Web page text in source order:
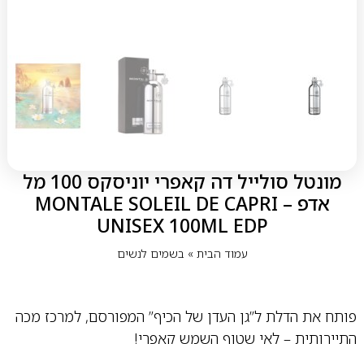
מונטל סולייל דה קאפרי יוניסקס 100 מל
אדפ – MONTALE SOLEIL DE CAPRI
UNISEX 100ML EDP
עמוד הבית» בשמים לנשים
פותח את הדלת ל”גן העדן של הכיף” המפורסם, למרכז מכה
התיירותית – לאי שטוף השמש קאפרי!